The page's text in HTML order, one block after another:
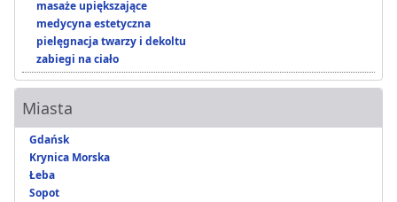
masaże upiększające
medycyna estetyczna
pielęgnacja twarzy i dekoltu
zabiegi na ciało
Miasta
Gdańsk
Krynica Morska
Łeba
Sopot